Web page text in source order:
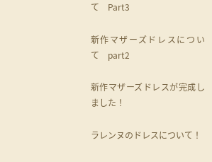
て Part3
新作マザーズドレスについ
て part2
新作マザーズドレスが完成し
ました！
ラレンヌのドレスについて！